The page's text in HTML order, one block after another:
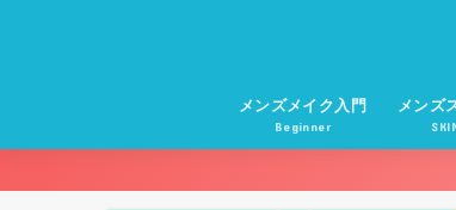
メンズメイク入門
Beginner
メンズ